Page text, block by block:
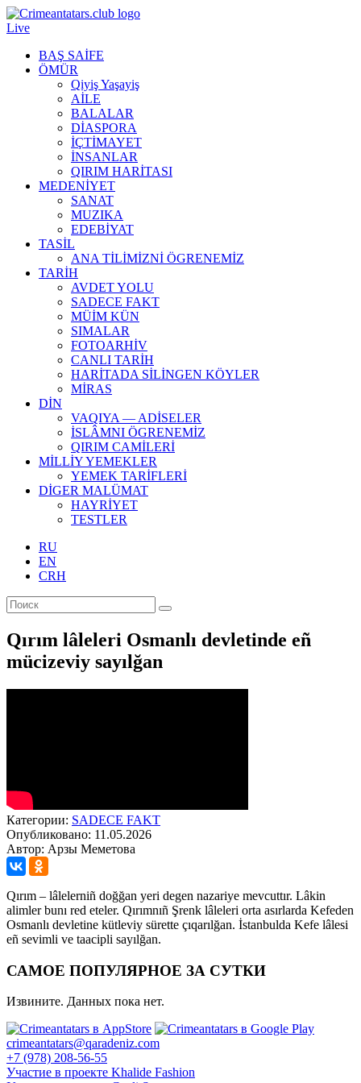
Live
BAŞ SAİFE
ÖMÜR
Qiyiş Yaşayiş
AİLE
BALALAR
DİASPORA
İÇTİMAYET
İNSANLAR
QIRIM HARİTASI
MEDENİYET
SANAT
MUZIKA
EDEBİYAT
TASİL
ANA TİLİMİZNİ ÖGRENEMİZ
TARİH
AVDET YOLU
SADECE FAKT
MÜİM KÜN
SIMАLAR
FOTOARHİV
CANLI TARİH
HARİTADA SİLİNGEN KÖYLER
MİRAS
DİN
VAQIYA — ADİSELER
İSLÂMNI ÖGRENEMİZ
QIRIM CAMİLERİ
MİLLİY YEMEKLER
YEMEK TARİFLERİ
DİGER MALÜMAT
HAYRİYET
TESTLER
RU
EN
CRH
Qırım lâleleri Osmanlı devletinde eñ
mücizeviy sayılğan
Категории: SADECE FAKT
Опубликовано: 11.05.2026
Автор: Арзы Меметова
Qırım – lâlelerniñ doğğan yeri degen nazariye mevcuttır. Lâkin
alimler bunı red eteler. Qırımnıñ Şrenk lâleleri orta asırlarda Kefeden
Osmanlı devletine kütleviy sürette çıqarılğan. İstanbulda Kefe lâlesi
eñ sevimli ve taacipli sayılğan.
САМОЕ ПОПУЛЯРНОЕ ЗА СУТКИ
Извините. Данных пока нет.
crimeantatars@qaradeniz.com
+7 (978) 208-56-55
Участие в проекте Khalide Fashion